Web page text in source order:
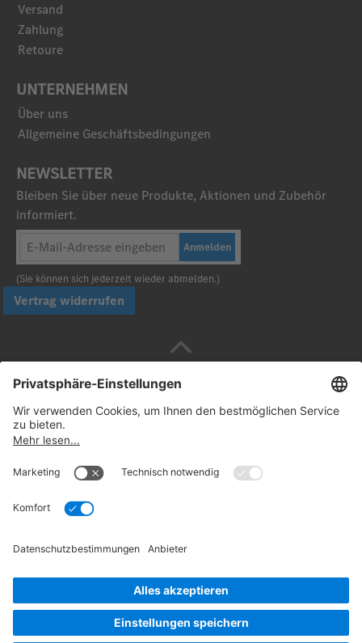
Versand
Zahlung
Retoure
UNTERNEHMEN
Über uns
Allgemeine Geschäftsbedingungen
NEWSLETTER
Bleiben Sie über neue Produkte, Aktionen und Zubehör
informiert.
Anmelden
(Sie können sich jederzeit wieder abmelden.)
Vertrag widerrufen
Sicher bezahlen mit
© 2026. Daimler Truck AG. Alle Rechte vorbehalten
Widerrufsbelehrung
Hinweise